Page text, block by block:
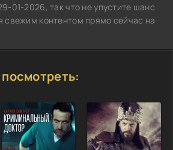
01-2026, так что не упустите шанс
свежим контентом прямо сейчас на